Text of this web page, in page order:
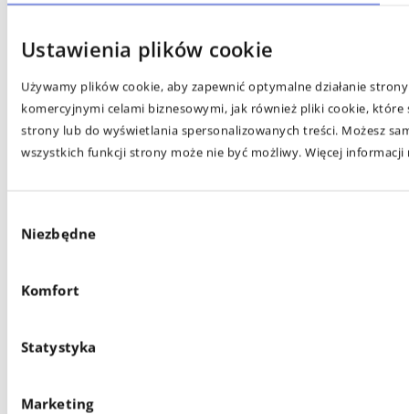
Ustawienia plików cookie
Używamy plików cookie, aby zapewnić optymalne działanie
komercyjnymi celami biznesowymi, jak również pliki cookie,
strony lub do wyświetlania spersonalizowanych treści. Możesz
wszystkich funkcji strony może nie być możliwy. Więcej
zgody
Niezbędne
Komfort
Statystyka
Marketing